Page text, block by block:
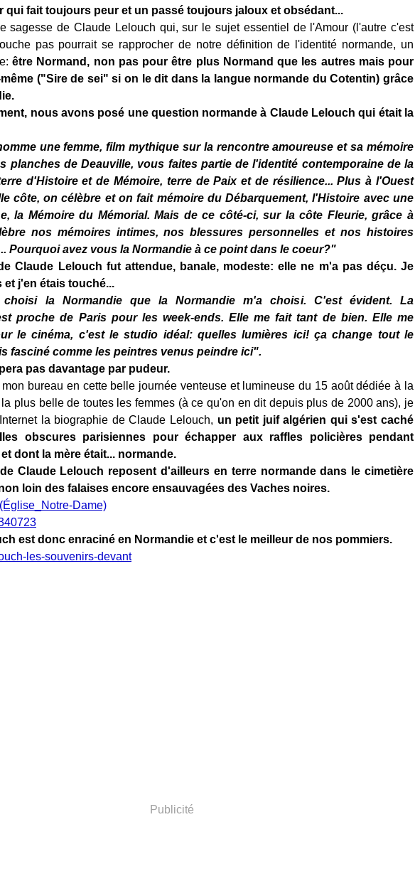
qui fait toujours peur et un passé toujours jaloux et obsédant...
sagesse de Claude Lelouch qui, sur le sujet essentiel de l'Amour (l'autre c'est
pas pourrait se rapprocher de notre définition de l'identité normande, un
être Normand, non pas pour être plus Normand que les autres mais pour
("Sire de sei" si on le dit dans la langue normande du Cotentin) grâce
nous avons posé une question normande à Claude Lelouch qui était la
une femme, film mythique sur la rencontre amoureuse et sa mémoire
planches de Deauville, vous faites partie de l'identité contemporaine de la
d'Histoire et de Mémoire, terre de Paix et de résilience... Plus à l'Ouest
côte, on célèbre et on fait mémoire du Débarquement, l'Histoire avec une
la Mémoire du Mémorial. Mais de ce côté-ci, sur la côte Fleurie, grâce à
nos mémoires intimes, nos blessures personnelles et nos histoires
Pourquoi avez vous la Normandie à ce point dans le coeur?"
Claude Lelouch fut attendue, banale, modeste: elle ne m'a pas déçu. Je
et j'en étais touché...
la Normandie que la Normandie m'a choisi. C'est évident. La
proche de Paris pour les week-ends. Elle me fait tant de bien. Elle me
le cinéma, c'est le studio idéal: quelles lumières ici! ça change tout le
fasciné comme les peintres venus peindre ici".
pas davantage par pudeur.
bureau en cette belle journée venteuse et lumineuse du 15 août dédiée à la
plus belle de toutes les femmes (à ce qu'on en dit depuis plus de 2000 ans), je
la biographie de Claude Lelouch, un petit juif algérien qui s'est caché
obscures parisiennes pour échapper aux raffles policières pendant
dont la mère était... normande.
Claude Lelouch reposent d'ailleurs en terre normande dans le cimetière
loin des falaises encore ensauvagées des Vaches noires.
est donc enraciné en Normandie et c'est le meilleur de nos pommiers.
Publicité